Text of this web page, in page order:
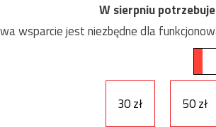
W sierpniu
wsparcie jest niezbędne dla
30 zł 50 zł